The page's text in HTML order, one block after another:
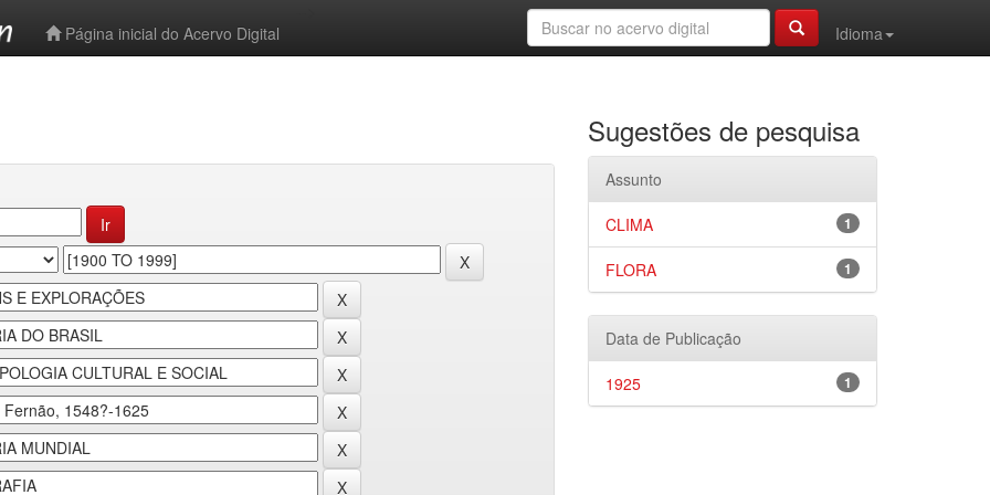
Página inicial do Acervo Digital
Idioma
Sugestões de pesquisa
Assunto
1
CLIMA
1
FLORA
Data de Publicação
1
1925